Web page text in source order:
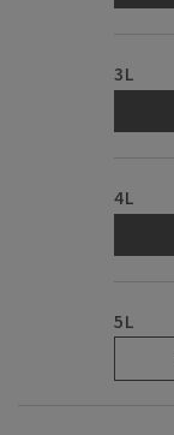
3L
4L
5L